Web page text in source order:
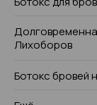
Лихоборов
Ботокс бровей